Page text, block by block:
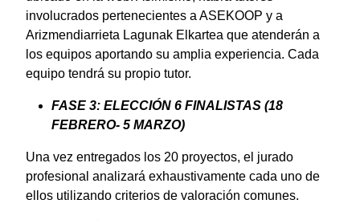
involucrados pertenecientes a ASEKOOP y a
Arizmendiarrieta Lagunak Elkartea que atenderán a
los equipos aportando su amplia experiencia. Cada
equipo tendrá su propio tutor.
FASE 3: ELECCIÓN 6 FINALISTAS (18
FEBRERO- 5 MARZO)
Una vez entregados los 20 proyectos, el jurado
profesional analizará exhaustivamente cada uno de
ellos utilizando criterios de valoración comunes.